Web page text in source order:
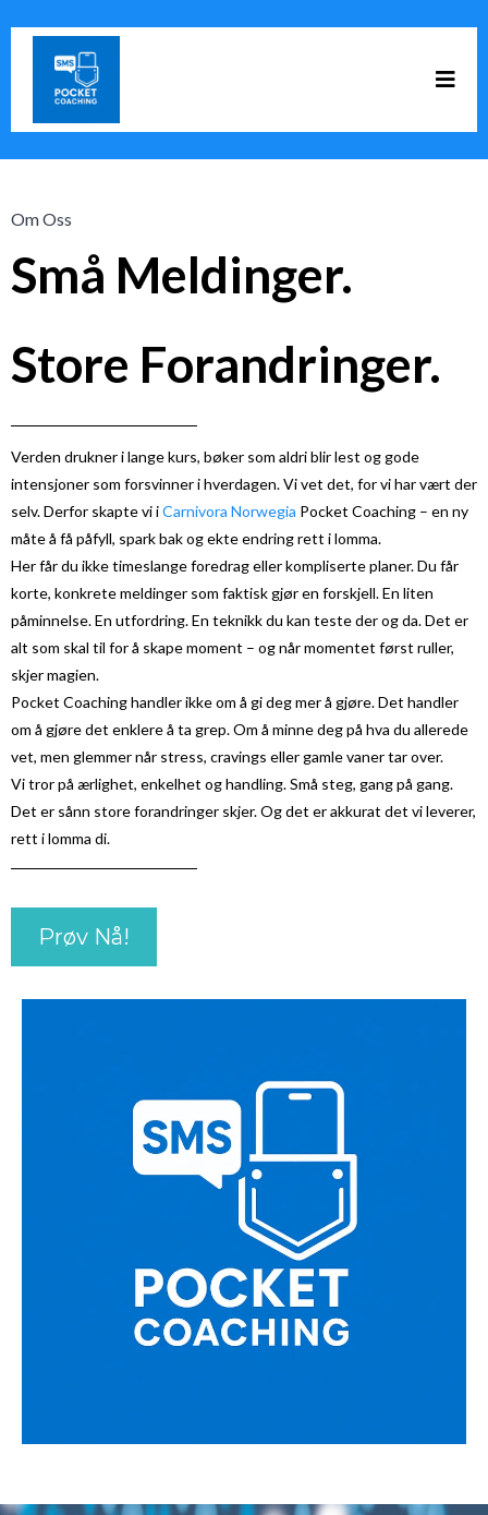
Om Oss
Små Meldinger.
Store Forandringer.
Verden drukner i lange kurs, bøker som aldri blir lest og gode
intensjoner som forsvinner i hverdagen. Vi vet det, for vi har vært der
selv. Derfor skapte vi iCarnivora Norwegia Pocket Coaching – en ny
måte å få påfyll, spark bak og ekte endring rett i lomma.
Her får du ikke timeslange foredrag eller kompliserte planer. Du får
korte, konkrete meldinger som faktisk gjør en forskjell. En liten
påminnelse. En utfordring. En teknikk du kan teste der og da. Det er
alt som skal til for å skape moment – og når momentet først ruller,
skjer magien.
Pocket Coaching handler ikke om å gi deg mer å gjøre. Det handler
om å gjøre det enklere å ta grep. Om å minne deg på hva du allerede
vet, men glemmer når stress, cravings eller gamle vaner tar over.
Vi tror på ærlighet, enkelhet og handling. Små steg, gang på gang.
Det er sånn store forandringer skjer. Og det er akkurat det vi leverer,
rett i lomma di.
Prøv Nå!